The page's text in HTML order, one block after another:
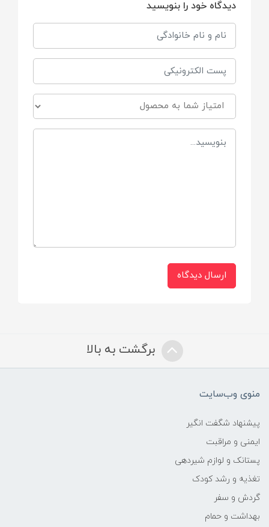
دیدگاه خود را بنویسید
ارسال دیدگاه
برگشت به بالا
منوی وب‌سایت
پیشنهاد شگفت انگیر
ایمنی و مراقبت
پستانک و لوازم شیردهی
تغذیه و رشد کودک
گردش و سفر
بهداشت و حمام